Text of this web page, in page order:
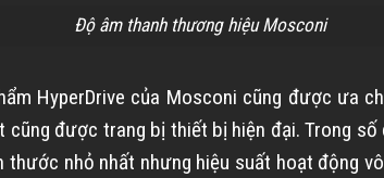
Độ âm thanh thương hiệu Mosconi
HyperDrive của Mosconi cũng được ưa
cũng được trang bị thiết bị hiện đại. Trong số
thước nhỏ nhất nhưng hiệu suất hoạt động